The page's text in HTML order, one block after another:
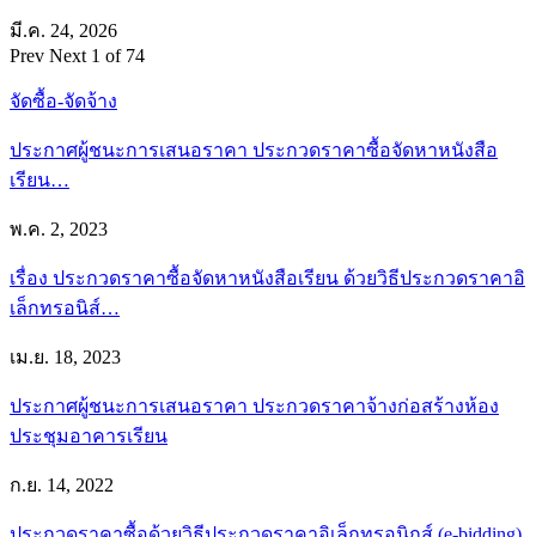
มี.ค. 24, 2026
Prev Next 1 of 74
จัดซื้อ-จัดจ้าง
ประกาศผู้ชนะการเสนอราคา ประกวดราคาซื้อจัดหาหนังสือ
เรียน…
พ.ค. 2, 2023
เรื่อง ประกวดราคาซื้อจัดหาหนังสือเรียน ด้วยวิธีประกวดราคาอิ
เล็กทรอนิส์…
เม.ย. 18, 2023
ประกาศผู้ชนะการเสนอราคา ประกวดราคาจ้างก่อสร้างห้อง
ประชุมอาคารเรียน
ก.ย. 14, 2022